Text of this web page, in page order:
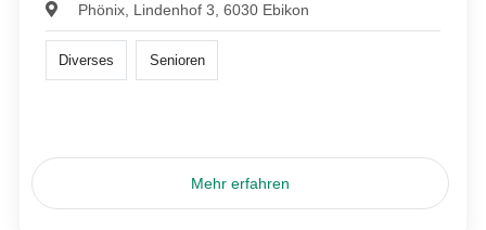
Phönix, Lindenhof 3, 6030 Ebikon
Diverses Senioren
Mehr erfahren